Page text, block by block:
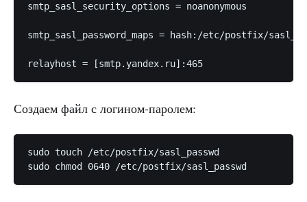
smtp_sasl_security_options = noanonymous
smtp_sasl_password_maps = hash:/etc/postfix/
relayhost = [smtp.yandex.ru]:465
Создаем файл с логином-паролем:
sudo touch /etc/postfix/sasl_passwd
sudo chmod 0640 /etc/postfix/sasl_passwd